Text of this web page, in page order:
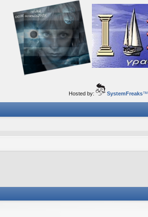
ταξίδια του νού...
Hosted by: SystemFreaks™